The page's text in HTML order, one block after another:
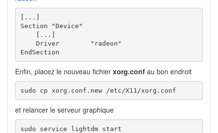
[...]
Section "Device"
    [...]
    Driver        "radeon"
EndSection
Enfin, placez le nouveau fichier xorg.conf au bon endroit
sudo cp xorg.conf.new /etc/X11/xorg.conf
et relancer le serveur graphique
sudo service lightdm start